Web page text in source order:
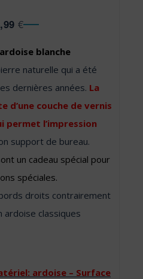
€
blanche
naturelle qui a été
dernières années. La
d’une couche de vernis
permet l’impression
support de bureau.
un cadeau spécial pour
spéciales.
droits contrairement
ardoise classiques
ardoise – Surface